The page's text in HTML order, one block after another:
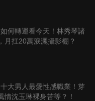
何轉運看今天！林秀琴諸
月扛20萬淚灑攝影棚？
大男人最愛性感職業！芽
情沈玉琳裸身苦等？！